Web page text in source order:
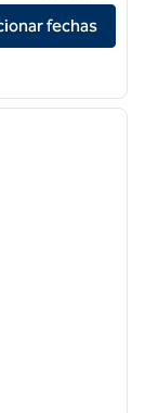
Del Mar
fechas